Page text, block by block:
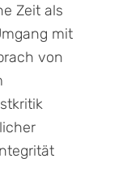
Zeit als
mit
von